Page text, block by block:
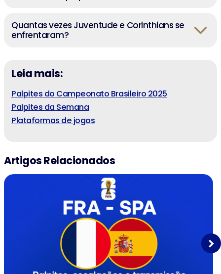
Quantas vezes Juventude e Corinthians se
enfrentaram?
Leia mais:
Palpites do Campeonato Brasileiro 2025
Palpites da Semana
Plataformas de jogos
Artigos Relacionados
Next